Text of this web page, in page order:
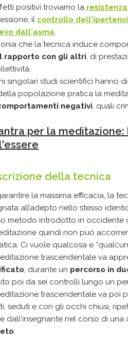
positivi troviamo la
il controllo
dall'asma.
che la tecnica induce
rapporto con gli altri, di
singolari studi scientifici hanno
popolazione pratica la
negativi, quali
per la
della tecnica
la massima efficacia, la
all’adepto nello stesso
metodo introdotto in occidente
quindi non può
Ci vuole qualcosa e
trascendentale va
, durante un percorso in
poi da sei controlli lungo un
trascendentale va poi
seduti e con gli occhi chiusi,
dall'insegnante nel corso di una
.